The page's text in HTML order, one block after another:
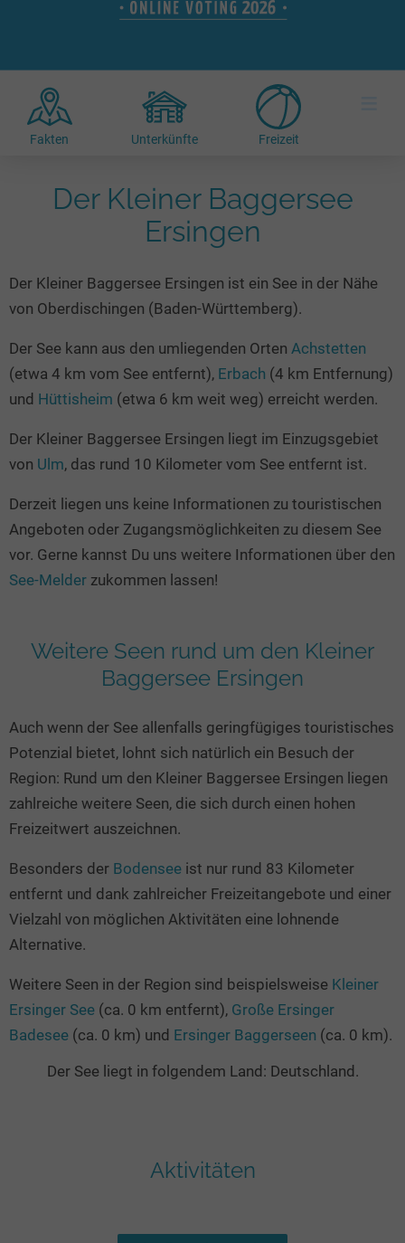
Radtouren am See
Kitesurfen
Kanu- & Kajaktouren
Badeseen in Deutschland
Wellness am See
Urlaub an der Küste
Unterkünfte
Hotels am See
Ferienwohnungen
Camping
Wanderurlaub
Auszeit & Wellness
Camping am See
Top-Hotels
Familienhotels
Biohotels
Ausgefallenes
Häuser auf dem Wasser
Hundefreundliche Unterkünfte
Seen in Deutschland
Seen in Europa
Überwachte Badestellen
Deutschlands schönste Seen
Top Seen nach Bundesländern
Top Seen nach Regionen
Deutschlands Lieblingsseen
Seen in Europa
Österreich
Schweiz
Frankreich
Niederlande
Fakten Unterkünfte Freizeit
Der Kleiner Baggersee
Ersingen
Der Kleiner Baggersee Ersingen ist ein See in der Nähe
von Oberdischingen (Baden-Württemberg).
Der See kann aus den umliegenden Orten Achstetten
(etwa 4 km vom See entfernt), Erbach (4 km Entfernung)
und Hüttisheim (etwa 6 km weit weg) erreicht werden.
Der Kleiner Baggersee Ersingen liegt im Einzugsgebiet
von Ulm, das rund 10 Kilometer vom See entfernt ist.
Derzeit liegen uns keine Informationen zu touristischen
Angeboten oder Zugangsmöglichkeiten zu diesem See
vor. Gerne kannst Du uns weitere Informationen über den
See-Melder zukommen lassen!
Weitere Seen rund um den Kleiner
Baggersee Ersingen
Auch wenn der See allenfalls geringfügiges touristisches
Potenzial bietet, lohnt sich natürlich ein Besuch der
Region: Rund um den Kleiner Baggersee Ersingen liegen
zahlreiche weitere Seen, die sich durch einen hohen
Freizeitwert auszeichnen.
Besonders der Bodensee ist nur rund 83 Kilometer
entfernt und dank zahlreicher Freizeitangebote und einer
Vielzahl von möglichen Aktivitäten eine lohnende
Alternative.
Weitere Seen in der Region sind beispielsweise Kleiner
Ersinger See (ca. 0 km entfernt), Große Ersinger
Badesee (ca. 0 km) und Ersinger Baggerseen (ca. 0 km).
Der See liegt in folgendem Land: Deutschland.
Aktivitäten